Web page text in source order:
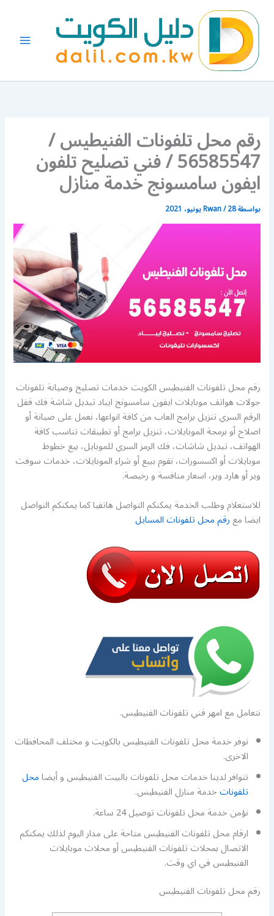
المحتوى
رقم محل تلفونات الفنيطيس /
56585547 / فني تصليح تلفون
ايفون سامسونج خدمة منازل
بواسطة Rwan/28 يونيو، 2021
رقم محل تلفونات الفنيطيس الكويت خدمات تصليح وصيانة تلفونات
جولات هواتف موبايلات ايفون سامسونج ايباد تبديل شاشة فك قفل
الرقم السري تنزيل برامج العاب من كافة انواعها، نعمل على صيانة أو
اصلاح أو برمجة الموبايلات، تنزيل برامج أو تطبيقات تناسب كافة
الهواتف، تبديل شاشات، فك الرمز السري للموبايل، بيع خطوط
موبايلات أو اكسسورات، نقوم ببيع أو شراء الموبايلات، خدمات سوفت
وير أو هارد وير، اسعار منافسة و رخيصة.
للاستعلام وطلب الخدمة يمكنكم التواصل هاتفيا كما يمكنكم التواصل
ايضا معرقم محل تلفونات المسايل
نتعامل مع امهر فني تلفونات الفنيطيس.
نوفر خدمة محل تلفونات الفنيطيس بالكويت و مختلف المحافظات
الاخرى.
تتوافر لدينا خدمات محل تلفونات بالبيت الفنيطيس و أيضامحل
تلفوناتخدمة منازل الفنيطيس.
نؤمن خدمة محل تلفونات توصيل 24 ساعة.
ارقام محل تلفونات الفنيطيس متاحة على مدار اليوم لذلك يمكنكم
الاتصال بمحلات تلفونات الفنيطيس أو محلات موبايلات
الفنيطيس في اي وقت.
رقم محل تلفونات الفنيطيس